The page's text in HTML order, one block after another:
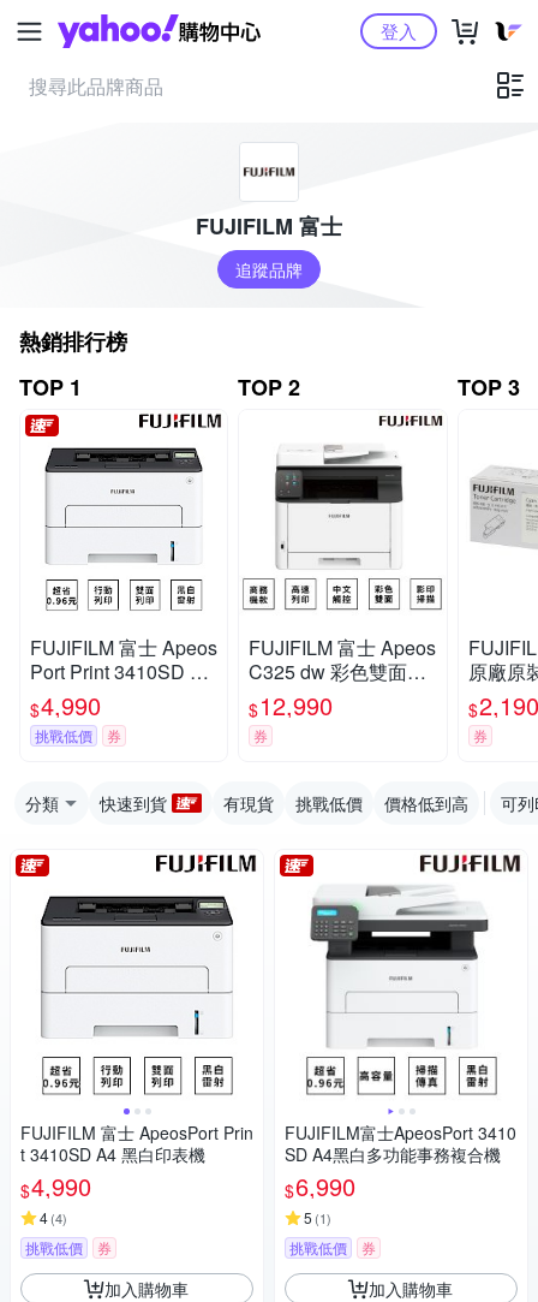
Yahoo購物中心登入
FUJIFILM 富士
追蹤品牌
熱銷排行榜
TOP 1
FUJIFILM 富士 Apeos
Port Print 3410SD A4
黑白印表機
$4,990
挑戰低價 券
TOP 2
FUJIFILM 富士 Apeos
C325 dw 彩色雙面無
線S-LED掃描複合機
$12,990
券
TOP 3
原廠原
(C) 碳
(1.4K)
5 w,
6 w,
$2,190
券
分類 快速到貨 有現貨 挑戰低價 價格低到高 可
FUJIFILM 富士 ApeosPort Prin
t 3410SD A4 黑白印表機
$4,990
4(4)
挑戰低價 券
加入購物車
FUJIFILM富士ApeosPort 3410
SD A4黑白多功能事務複合機
$6,990
5 (1)
挑戰低價 券
加入購物車